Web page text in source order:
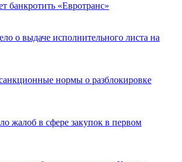
банкротить «Евротранс»
о выдаче исполнительного листа на
нормы о разблокировке
жалоб в сфере закупок в первом